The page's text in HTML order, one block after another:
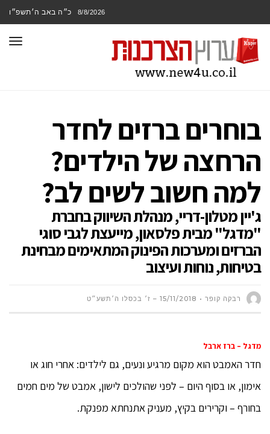
8/8/2026 כ״ה באב ה׳תשפ״ו
בוחרים ברזים לחדר
הרחצה של הילדים?
למה חשוב לשים לב?
ג'יין מטלון-דריי, מנהלת השיווק בחברת
"מדגל" מבית פלסאון, מייעצת לגבי סוגי
הברזים ומערכות הפינוק המתאימים מבחינת
בטיחות, נוחות ועיצוב
רבקה קופר 15/11/2018 – ז׳ בכסלו ה׳תשע״ט
מדגל – ברז ארבל
חדר האמבט הוא מקום מרגיע ונעים, גם לילדים: אחרי חוג או
אימון, או בסוף היום – לפני שהולכים לישון, אמבט של מים חמים
בחורף – וקרירים בקיץ, מעניק אתנחתא מפנקת.